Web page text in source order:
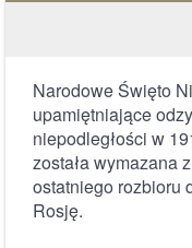
Narodowe Święto
upamiętniające
niepodległości w
została wymazana
ostatniego rozbioru
Rosję.